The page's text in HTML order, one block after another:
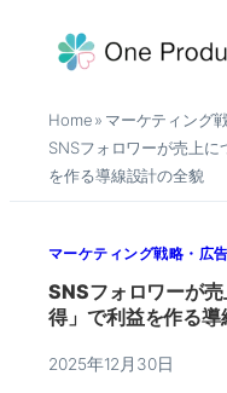
ッ
Home » マーケティング
SNSフォロワーが売上
を作る導線設計の全貌
マーケティング戦略・広告
SNSフォロワーが
得」で利益を作る
2025年12月30日